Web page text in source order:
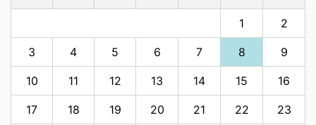
1 2
3 4 5 6 7 8 9
10 11 12 13 14 15 16
17 18 19 20 21 22 23